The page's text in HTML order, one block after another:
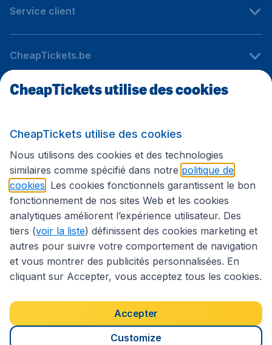
Service client
CheapTickets.be
Sites internationaux
Suivez CheapTickets.be
Déclaration d’accessibilité
Conditions générales
Déclaration de confidentialité
Droits d’auteur © 2026
CheapTickets utilise des cookies
CheapTickets utilise des cookies
Nous utilisons des cookies et des technologies
similaires comme spécifié dans notre politique de
cookies . Les cookies fonctionnels garantissent le bon
fonctionnement de nos sites Web et les cookies
analytiques améliorent l’expérience utilisateur. Des
tiers (voir la liste) définissent des cookies marketing et
autres pour suivre votre comportement de navigation
et vous montrer des publicités personnalisées. En
cliquant sur Accepter, vous acceptez tous les cookies.
Accepter
Customize